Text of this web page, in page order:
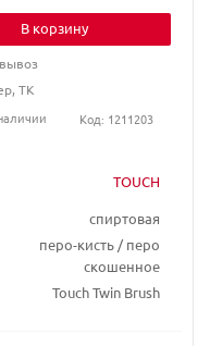
TOUCH
спиртовая
перо-кисть / перо
скошенное
Touch Twin Brush
В корзину
ТК
Код: 1211203